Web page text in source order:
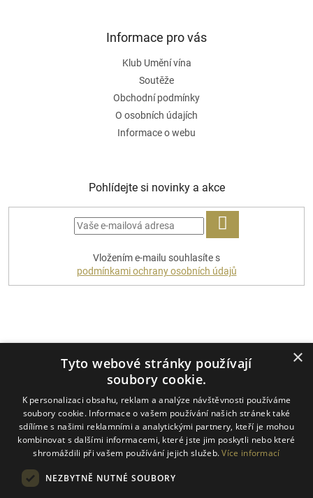
Informace pro vás
Klub Umění vína
Soutěže
Obchodní podmínky
O osobních údajích
Informace o webu
Pohlídejte si novinky a akce
PŘIHLÁSIT
Vložením e-mailu souhlasíte s
podmínkami ochrany osobních údajů
Dopravci
×
Tyto webové stránky používají
soubory cookie.
K personalizaci obsahu, reklam a analýze návštěvnosti používáme
soubory cookie. Informace o vašem používání našich stránek také
sdílíme s našimi reklamními a analytickými partnery, kteří je mohou
kombinovat s dalšími informacemi, které jste jim poskytli nebo které
shromáždili při vašem používání jejich služeb.Více informací
NEZBYTNĚ NUTNÉ SOUBORY